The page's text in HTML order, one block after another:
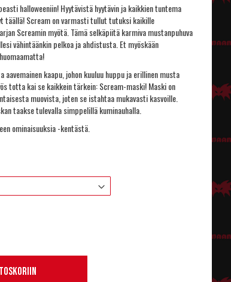
halloweeniin! Hyytävistä hyytävin ja kaikkien tuntema
täällä! Scream on varmasti tullut tutuksi kaikille
Screamin myötä. Tämä selkäpiitä karmiva mustanpuhuva
vähintäänkin pelkoa ja ahdistusta. Et myöskään
aavemainen kaapu, johon kuuluu huppu ja erillinen musta
totta kai se kaikkein tärkein: Scream-maski! Maski on
muovista, joten se istahtaa mukavasti kasvoille.
taakse tulevalla simppelillä kuminauhalla.
ominaisuuksia -kentästä.